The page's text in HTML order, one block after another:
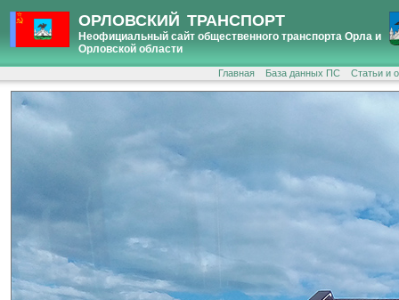
ОРЛОВСКИЙ ТРАНСПОРТ
Неофициальный сайт общественного транспорта Орла и
Орловской области
Главная База данных ПС Статьи и